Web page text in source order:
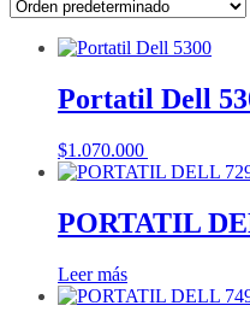
Portatil Dell
$1.070.000
PORTATIL
Leer más